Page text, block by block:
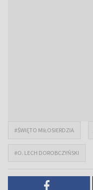
#ŚWIĘTO MIŁOSIERDZIA
#O. LECH DOROBCZYŃSKI